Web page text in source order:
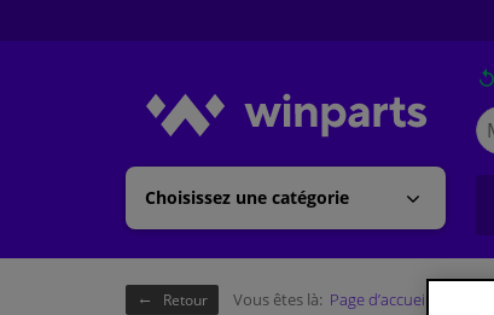
Choisissez une catégorie
Retour Vous êtes là: Page d’accueil